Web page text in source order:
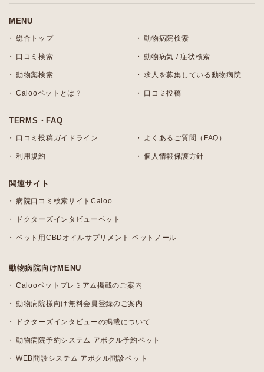
MENU
総合トップ 動物病院検索
口コミ検索 動物病気 / 症状検索
動物薬検索 求人を募集している動物病院
Calooペットとは？ 口コミ投稿
TERMS・FAQ
口コミ投稿ガイドライン よくあるご質問（FAQ）
利用規約 個人情報保護方針
関連サイト
病院口コミ検索サイトCaloo
ドクターズインタビューペット
ペット用CBDオイルサプリメント ペットノール
動物病院向けMENU
Calooペットプレミアム掲載のご案内
動物病院様向け無料会員登録のご案内
ドクターズインタビューの掲載について
動物病院予約システム アポクル予約ペット
WEB問診システム アポクル問診ペット